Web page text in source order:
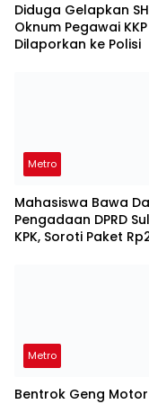
Diduga Gelapkan
Oknum Pegawai KKP
Dilaporkan ke Polisi
Metro
Mahasiswa Bawa
Pengadaan DPRD
KPK, Soroti Paket
Metro
Bentrok Geng